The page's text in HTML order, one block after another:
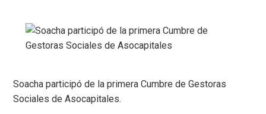
Soacha participó de la primera Cumbre de Gestoras
Sociales de Asocapitales.